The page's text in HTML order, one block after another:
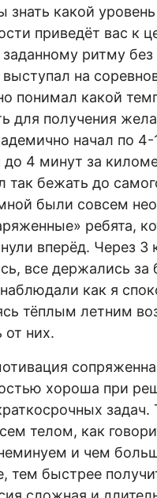
какой уровень
приведёт вас к
заданному ритму
на
понимал какой
для получения
начал по 4-
до 4 минут за
так бежать до
были совсем
ребята,
вперёд. Через
все держались за
как я
тёплым летним
от них.
хороша при
телом, как
и чем
тем быстрее